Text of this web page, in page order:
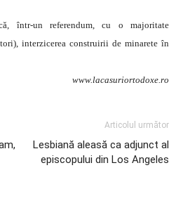
într-un referendum, cu o majoritate
interzicerea construirii de minarete în
www.lacasuriortodoxe.ro
Articolul următor
Lesbiană aleasă ca adjunct al
episcopului din Los Angeles